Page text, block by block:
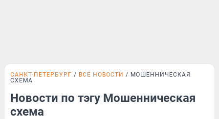
САНКТ-ПЕТЕРБУРГ ВСЕ НОВОСТИ
МОШЕННИЧЕСКАЯ
СХЕМА
Новости по тэгу Мошенническая
схема